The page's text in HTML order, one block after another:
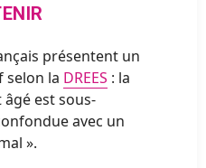
présentent un
selon la DREES : la
est sous-
avec un
».